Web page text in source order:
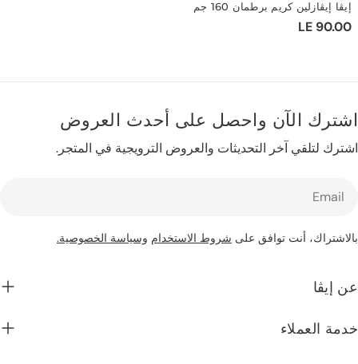
كريم برطمان 160 جم
LE
الآن واحصل على أحدث العروض
آخر التحديثات والعروض الترويجية في المتجر.
أنت توافق علىشروط الاستخدام وسياسة الخصوصية.